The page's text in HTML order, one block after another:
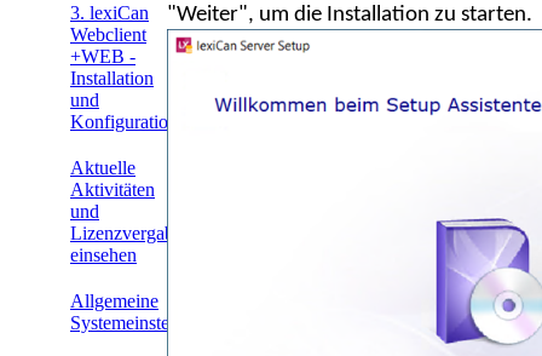
3. lexiCan
Webclient
+WEB -
Installation
und
Konfiguration
Aktuelle
Aktivitäten
und
Lizenzvergabe
einsehen
Allgemeine
Systemeinstellungen
"Weiter", um die Installation zu starten.